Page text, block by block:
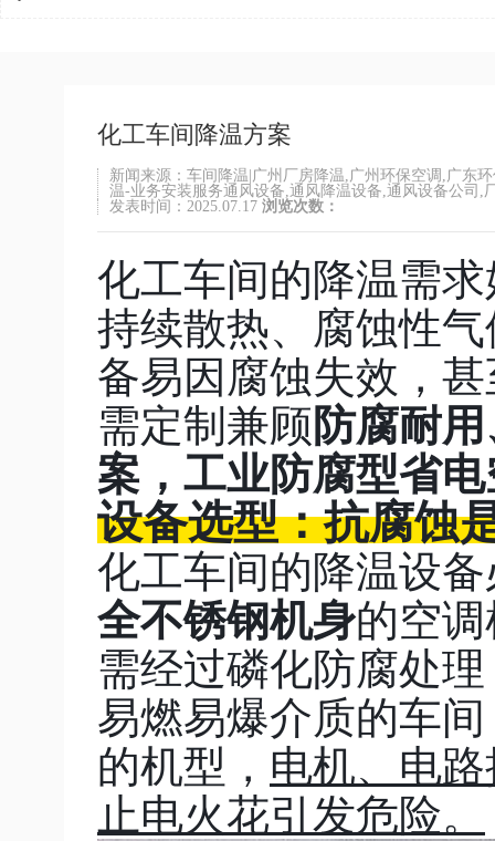
化工车间降温方案
新闻来源：车间降温|广州厂房降温,广州环保空调,广东
温-业务安装服务通风设备,通风降温设备,通风设备公司,
发表时间：2025.07.17 浏览次数：
化工车间的降温需
持续散热、腐蚀性
备易因腐蚀失效，
需定制兼顾防腐耐
案，工业防腐型省
设备选型：抗腐蚀
化工车间的降温设
全不锈钢机身的空
需经过磷化防腐处
易燃易爆介质的车
的机型， 电机、电
止电火花引发危险。